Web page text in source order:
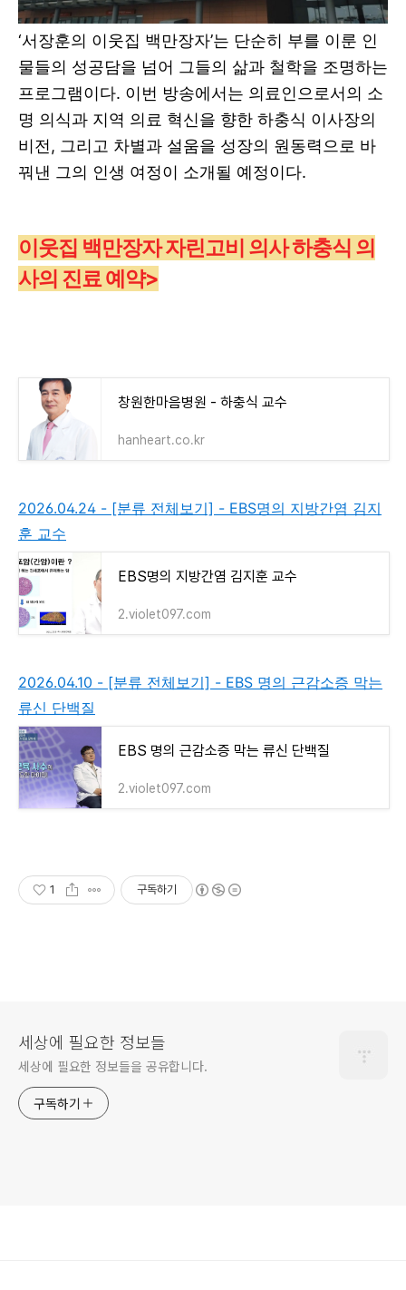
‘서장훈의 이웃집 백만장자’는 단순히 부를 이룬 인
물들의 성공담을 넘어 그들의 삶과 철학을 조명하는
프로그램이다. 이번 방송에서는 의료인으로서의 소
명 의식과 지역 의료 혁신을 향한 하충식 이사장의
비전, 그리고 차별과 설움을 성장의 원동력으로 바
꿔낸 그의 인생 여정이 소개될 예정이다.
이웃집 백만장자 자린고비 의사 하충식 의
사의 진료 예약>
창원한마음병원 - 하충식 교수
hanheart.co.kr
2026.04.24 - [분류 전체보기] - EBS명의 지방간염 김지
훈 교수
EBS명의 지방간염 김지훈 교수
2.violet097.com
2026.04.10 - [분류 전체보기] - EBS 명의 근감소증 막는
류신 단백질
EBS 명의 근감소증 막는 류신 단백질
2.violet097.com
1 구독하기
세상에 필요한 정보들
세상에 필요한 정보들을 공유합니다.
구독하기